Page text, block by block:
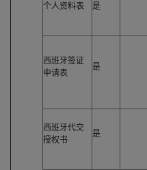
个人资料表 是
西班牙签证
申请表
是
西班牙代交
授权书
是